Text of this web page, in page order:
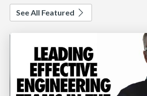
See All Featured